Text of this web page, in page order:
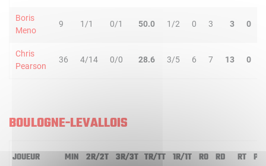
Boris
Meno
9 1/1 0/1 50.0 1/2 0 3 3 0
Chris
Pearson
36 4/14 0/0 28.6 3/5 6 7 13 0
BOULOGNE-LEVALLOIS
JOUEUR MIN 2R/2T 3R/3T TR/TT 1R/1T RO RD RT PD